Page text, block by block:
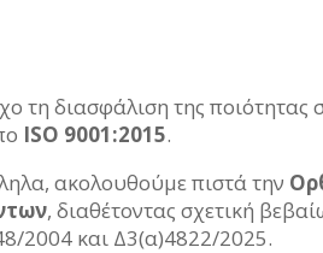
τη διασφάλιση της ποιότητας
ISO 9001:2015.
ακολουθούμε πιστά την
, διαθέτοντας σχετική
2004 και Δ3(α)4822/2025.